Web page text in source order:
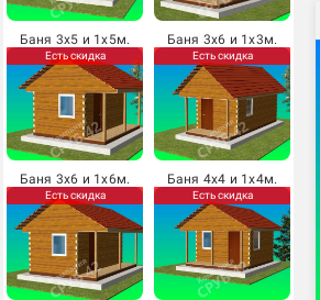
Баня 3х5 и 1х5м.
Есть скидка
Баня 3х6 и 1х3м.
Есть скидка
Баня 3х6 и 1х6м.
Есть скидка
Баня 4х4 и 1х4м.
Есть скидка